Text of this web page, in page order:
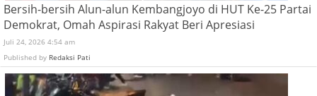
Bersih-bersih Alun-alun Kembangjoyo di HUT Ke-25 Partai
Demokrat, Omah Aspirasi Rakyat Beri Apresiasi
Juli 24, 2026 4:54 am
Published by Redaksi Pati